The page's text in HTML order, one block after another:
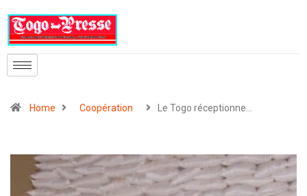
Home Coopération Le Togo réceptionne…